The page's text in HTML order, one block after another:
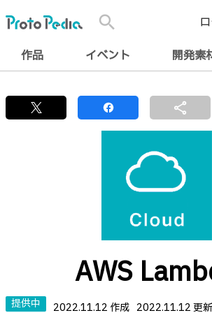
search
作品 イベント 開発素
share
AWS
提供中 2022.11.12 作成 2022.11.12 更新